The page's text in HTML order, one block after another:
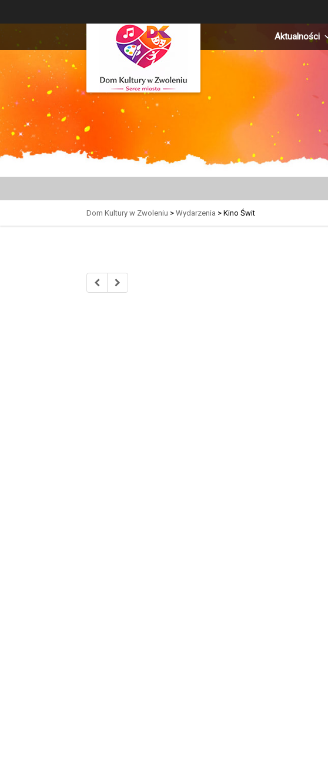
Aktualności
Dom Kultury w Zwoleniu > Wydarzenia > Kino Świt